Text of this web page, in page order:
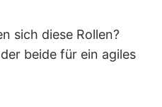
sich diese Rollen?
beide für ein agiles